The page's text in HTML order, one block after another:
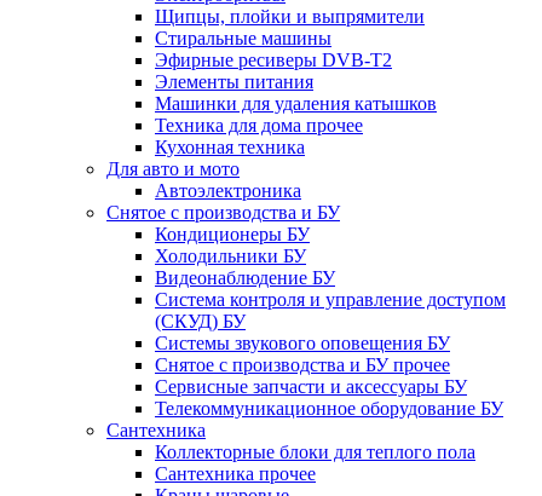
Щипцы, плойки и выпрямители
Стиральные машины
Эфирные ресиверы DVB-T2
Элементы питания
Машинки для удаления катышков
Техника для дома прочее
Кухонная техника
Для авто и мото
Автоэлектроника
Снятое с производства и БУ
Кондиционеры БУ
Холодильники БУ
Видеонаблюдение БУ
Система контроля и управление доступом
(СКУД) БУ
Системы звукового оповещения БУ
Снятое с производства и БУ прочее
Сервисные запчасти и аксессуары БУ
Телекоммуникационное оборудование БУ
Сантехника
Коллекторные блоки для теплого пола
Сантехника прочее